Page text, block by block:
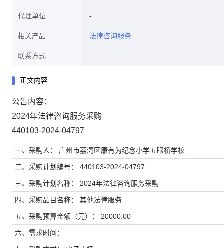
代理单位
相关产品 法律咨询服务
联系方式
正文内容
公告内容：
2024年法律咨询服务采购
440103-2024-04797
一、采购人： 广州市荔湾区康有为纪念小学五眼桥学校
二、采购计划编号： 440103-2024-04797
三、采购计划名称： 2024年法律咨询服务采购
四、采购品目名称： 其他法律服务
五、采购预算金额（元）： 20000.00
六、需求时间：